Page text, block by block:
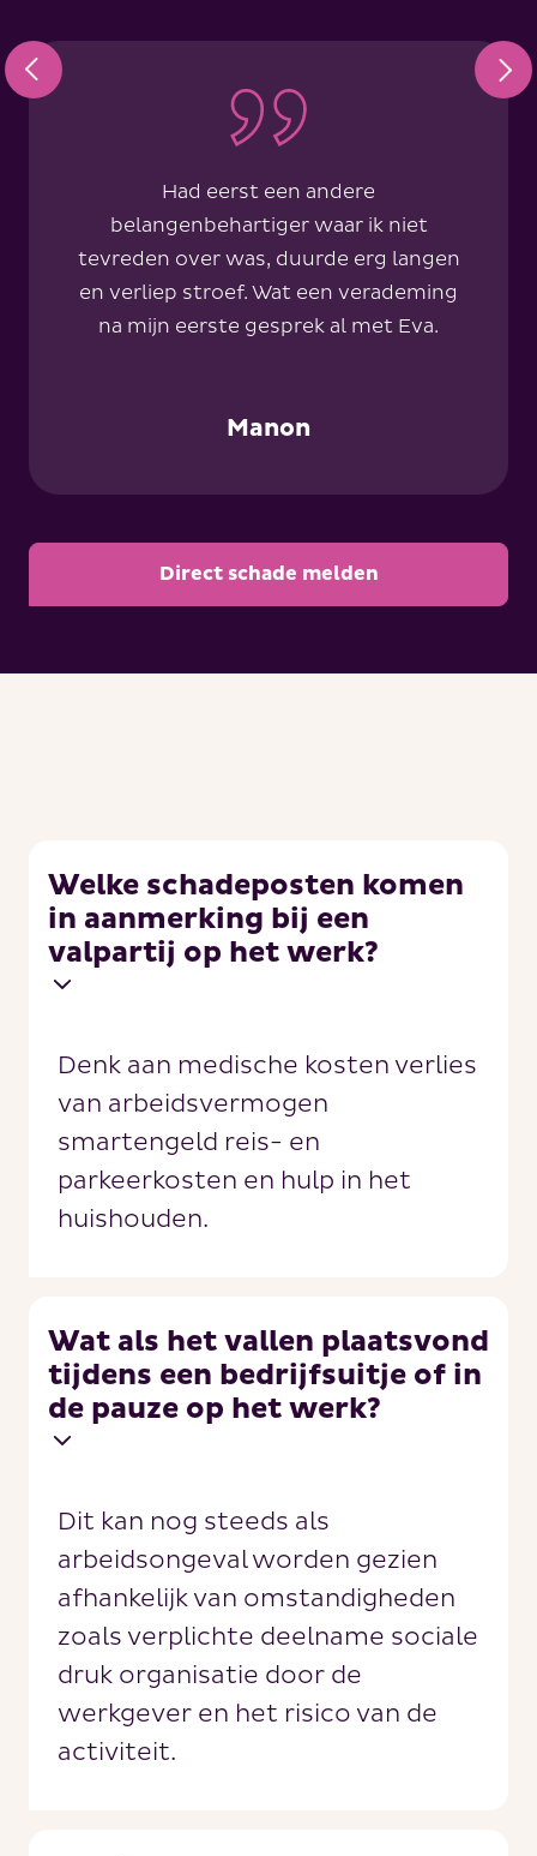
Had eerst een andere
belangenbehartiger waar ik niet
tevreden over was, duurde erg langen
en verliep stroef. Wat een verademing
na mijn eerste gesprek al met Eva.
Manon
Direct schade melden
Welke schadeposten komen
in aanmerking bij een
valpartij op het werk?
Denk aan medische kosten verlies
van arbeidsvermogen
smartengeld reis- en
parkeerkosten en hulp in het
huishouden.
Wat als het vallen plaatsvond
tijdens een bedrijfsuitje of in
de pauze op het werk?
Dit kan nog steeds als
arbeidsongeval worden gezien
afhankelijk van omstandigheden
zoals verplichte deelname sociale
druk organisatie door de
werkgever en het risico van de
activiteit.